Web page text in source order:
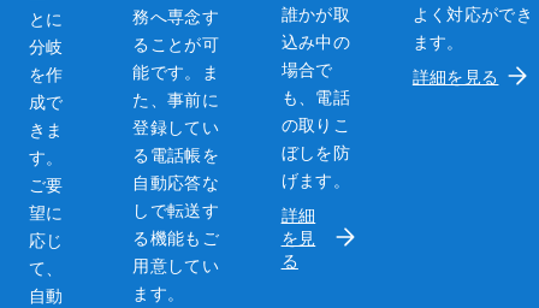
とに
分岐
を作
成で
きま
す。
ご要
望に
応じ
て、
自動
務へ専念す
ることが可
能です。ま
た、事前に
登録してい
る電話帳を
自動応答な
しで転送す
る機能もご
用意してい
ます。
誰かが取
込み中の
場合で
も、電話
の取りこ
ぼしを防
げます。
詳細
を見
る
よく対応ができ
ます。
詳細を見る